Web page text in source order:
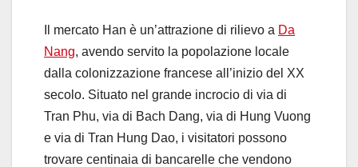
Il mercato Han è un’attrazione di rilievo a Da
Nang, avendo servito la popolazione locale
dalla colonizzazione francese all’inizio del XX
secolo. Situato nel grande incrocio di via di
Tran Phu, via di Bach Dang, via di Hung Vuong
e via di Tran Hung Dao, i visitatori possono
trovare centinaia di bancarelle che vendono